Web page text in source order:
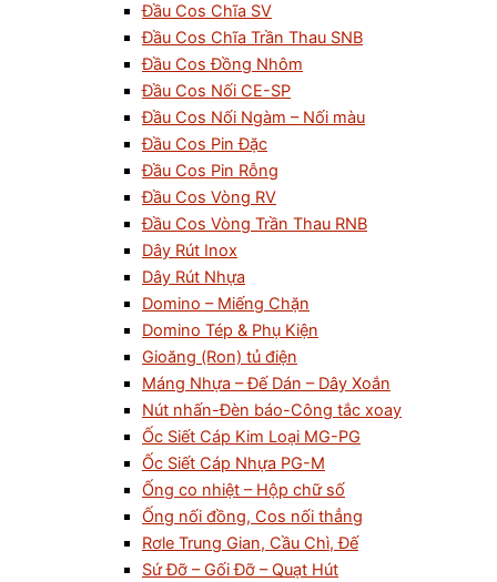
Đầu Cos Chĩa SV
Đầu Cos Chĩa Trần Thau SNB
Đầu Cos Đồng Nhôm
Đầu Cos Nối CE-SP
Đầu Cos Nối Ngàm – Nối màu
Đầu Cos Pin Đặc
Đầu Cos Pin Rỗng
Đầu Cos Vòng RV
Đầu Cos Vòng Trần Thau RNB
Dây Rút Inox
Dây Rút Nhựa
Domino – Miếng Chặn
Domino Tép & Phụ Kiện
Gioăng (Ron) tủ điện
Máng Nhựa – Đế Dán – Dây Xoắn
Nút nhấn-Đèn báo-Công tắc xoay
Ốc Siết Cáp Kim Loại MG-PG
Ốc Siết Cáp Nhựa PG-M
Ống co nhiệt – Hộp chữ số
Ống nối đồng, Cos nối thẳng
Rơle Trung Gian, Cầu Chì, Đế
Sứ Đỡ – Gối Đỡ – Quạt Hút